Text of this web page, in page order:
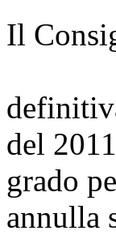
Il
del
grado
annulla